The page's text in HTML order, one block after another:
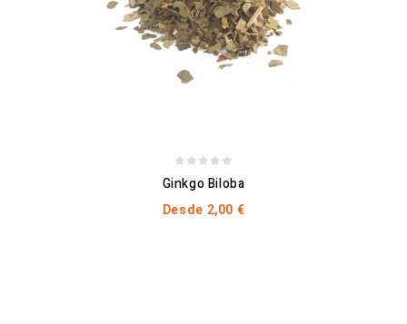
out
of
Ginkgo Biloba
Desde 2,00 €